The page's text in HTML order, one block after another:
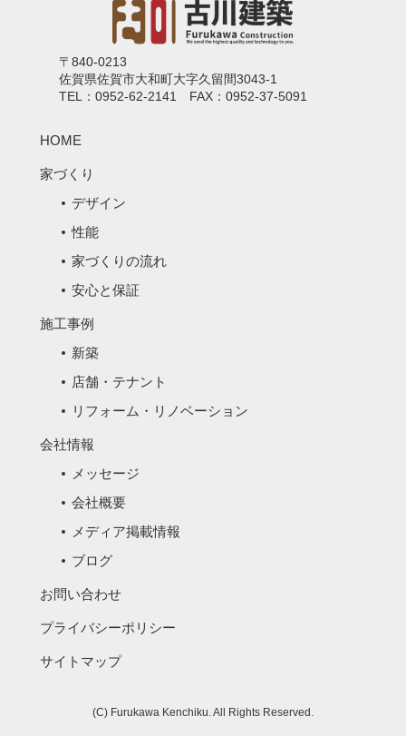
〒840-0213
佐賀県佐賀市大和町大字久留間3043-1
TEL：0952-62-2141 FAX：0952-37-5091
HOME
家づくり
デザイン
性能
家づくりの流れ
安心と保証
施工事例
新築
店舗・テナント
リフォーム・リノベーション
会社情報
メッセージ
会社概要
メディア掲載情報
ブログ
お問い合わせ
プライバシーポリシー
サイトマップ
(C) Furukawa Kenchiku. All Rights Reserved.